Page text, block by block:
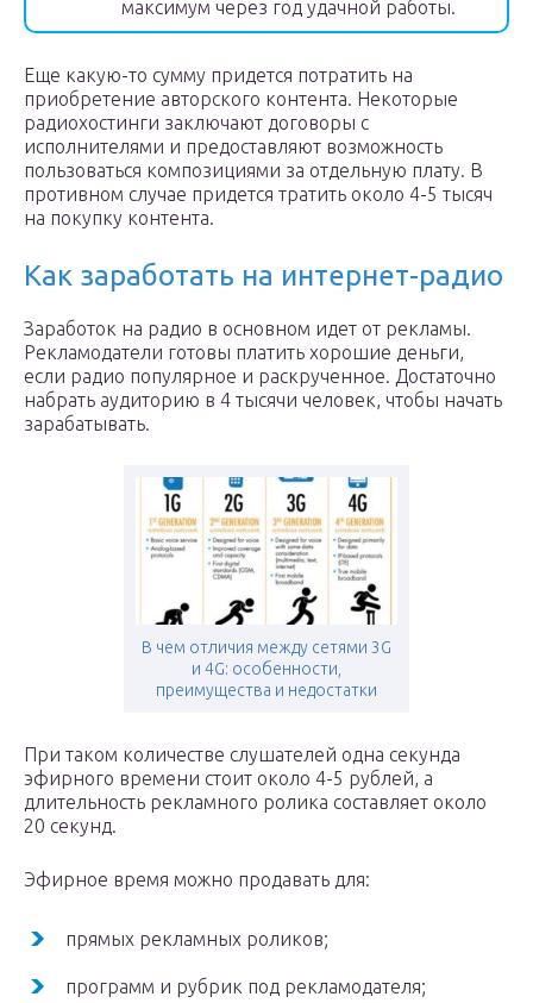
максимум через год удачной работы.
Еще какую-то сумму придется потратить на
приобретение авторского контента. Некоторые
радиохостинги заключают договоры с
исполнителями и предоставляют возможность
пользоваться композициями за отдельную плату. В
противном случае придется тратить около 4-5 тысяч
на покупку контента.
Как заработать на интернет-радио
Заработок на радио в основном идет от рекламы.
Рекламодатели готовы платить хорошие деньги,
если радио популярное и раскрученное. Достаточно
набрать аудиторию в 4 тысячи человек, чтобы начать
зарабатывать.
В чем отличия между сетями 3G
и 4G: особенности,
преимущества и недостатки
При таком количестве слушателей одна секунда
эфирного времени стоит около 4-5 рублей, а
длительность рекламного ролика составляет около
20 секунд.
Эфирное время можно продавать для:
прямых рекламных роликов;
программ и рубрик под рекламодателя;